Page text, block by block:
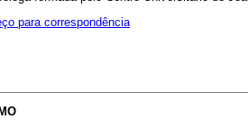
para correspondência